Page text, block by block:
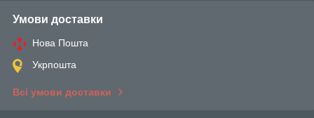
Умови доставки
Нова Пошта
Укрпошта
Всі умови доставки